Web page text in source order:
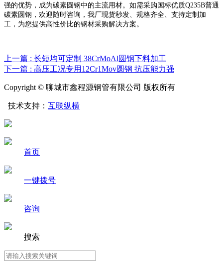
强的优势，成为碳素圆钢中的主流用材。如需采购国标优质Q235B普通
碳素圆钢，欢迎随时咨询，我厂现货秒发、规格齐全、支持定制加
工，为您提供高性价比的钢材采购解决方案。
上一篇 : 长短均可定制 38CrMoAl圆钢下料加工
下一篇 : 高压工况专用12Cr1Mov圆钢 抗压能力强
Copyright © 聊城市鑫程源钢管有限公司 版权所有
技术支持： 互联纵横
首页
一键拨号
咨询
搜索